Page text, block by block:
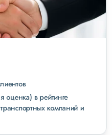
оценка) в рейтинге
компаний и